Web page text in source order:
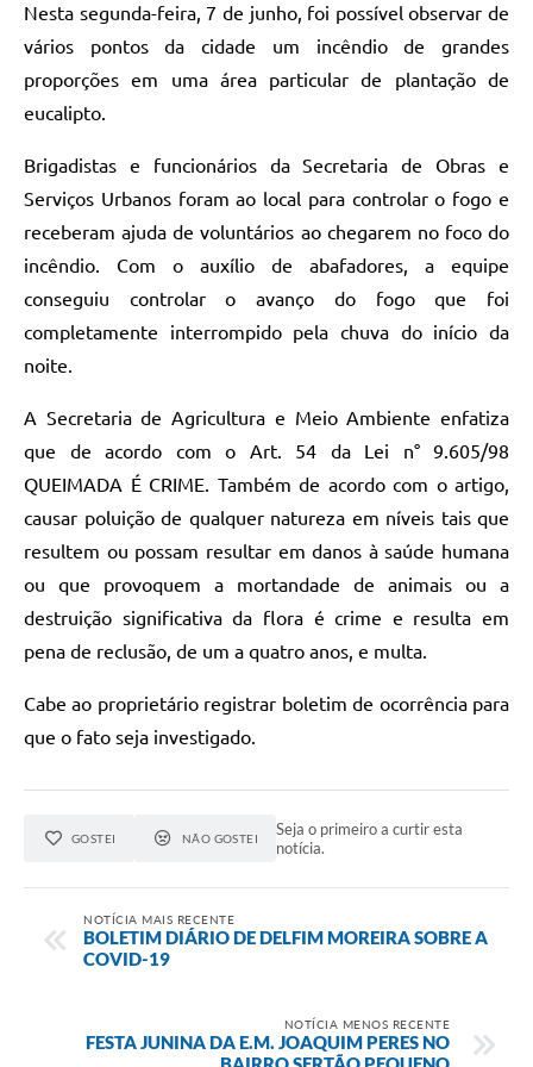
Conheça Delfim Moreira
JORNADA DO PATRIMÔNIO
Requerimento
Arquivos para Download
Links
Contratos
Nesta segunda-feira, 7 de junho, foi possível observar de
vários pontos da cidade um incêndio de grandes
proporções em uma área particular de plantação de
eucalipto.
Brigadistas e funcionários da Secretaria de Obras e
Serviços Urbanos foram ao local para controlar o fogo e
receberam ajuda de voluntários ao chegarem no foco do
incêndio. Com o auxílio de abafadores, a equipe
conseguiu controlar o avanço do fogo que foi
completamente interrompido pela chuva do início da
noite.
A Secretaria de Agricultura e Meio Ambiente enfatiza
que de acordo com o Art. 54 da Lei n° 9.605/98
QUEIMADA É CRIME. Também de acordo com o artigo,
causar poluição de qualquer natureza em níveis tais que
resultem ou possam resultar em danos à saúde humana
ou que provoquem a mortandade de animais ou a
destruição significativa da flora é crime e resulta em
pena de reclusão, de um a quatro anos, e multa.
Cabe ao proprietário registrar boletim de ocorrência para
que o fato seja investigado.
GOSTEI NÃO GOSTEI
Seja o primeiro a curtir esta
notícia.
NOTÍCIA MAIS RECENTE
BOLETIM DIÁRIO DE DELFIM MOREIRA SOBRE A
COVID-19
NOTÍCIA MENOS RECENTE
FESTA JUNINA DA E.M. JOAQUIM PERES NO